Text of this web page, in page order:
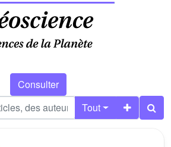
Consulter
Tout